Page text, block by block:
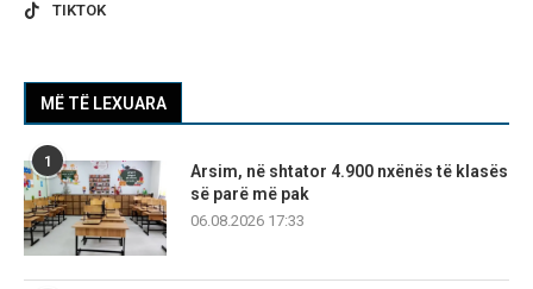
TIKTOK
MË TË LEXUARA
1
Arsim, në shtator 4.900 nxënës të klasës
së parë më pak
06.08.2026 17:33